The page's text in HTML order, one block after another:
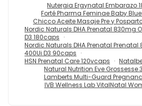
Nutergia Ergynatal Embarazo
Forté Pharma Feminae Baby
Chicco Aceite Masaje Pre y
Nordic Naturals DHA Prenatal 830mg
D3 180caps
Nordic Naturals DHA Prenatal
400Ui D3 90caps
HSN Prenatal Care 120vcaps
Natural Nutrition Eve Grossesse
Lamberts Multi-Guard
IVB Wellness Lab VitalNatal